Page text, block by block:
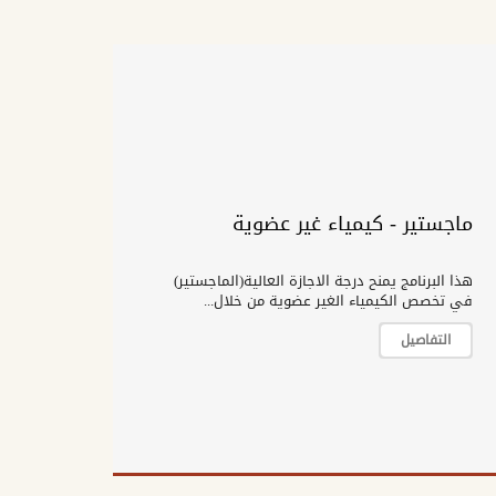
ماجستير - كيمياء غير عضوية
هذا البرنامج يمنح درجة الاجازة العالية(الماجستير)
في تخصص الكيمياء الغير عضوية من خلال...
التفاصيل